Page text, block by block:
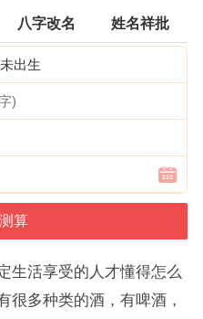
八字改名 姓名祥批
未出生
生活享受的人才懂得怎么
很多种类的酒，有啤酒，